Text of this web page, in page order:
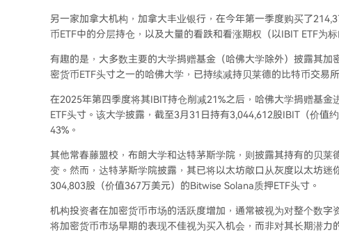
另一家加拿大机构，加拿大丰业银行，在今年第一季度购买了
币ETF中的分层持仓，以及大量的看跌和看涨期权（以IBIT ETF为标
有趣的是，大多数主要的大学捐赠基金（哈佛大学除外）披露其
密货币ETF头寸之一的哈佛大学，已持续减持贝莱德的比特币交易
在2025年第四季度将其IBIT持仓削减21%之后，哈佛大学捐赠基
ETF头寸。该大学披露，截至3月31日持有3,044,612股IBIT（价值
43%。
其他常春藤盟校，布朗大学和达特茅斯学院，则披露其持有的贝
变。然而，达特茅斯学院披露，其已将以太坊敞口从灰度以太坊迷
304,803股（价值367万美元）的Bitwise Solana质押ETF头寸。
机构投资者在加密货币市场的活跃度增加，通常被视为对整个数
将加密货币市场早期的表现不佳视为买入机会，而非对其长期潜力